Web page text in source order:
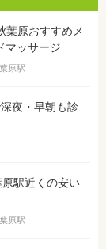
葉原おすすめメ
マッサージ
原駅
夜・早朝も診
原駅近くの安い
原駅